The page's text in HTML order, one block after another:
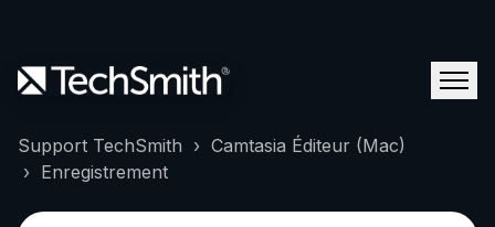
Support TechSmith
Camtasia Éditeur (Mac)
Enregistrement